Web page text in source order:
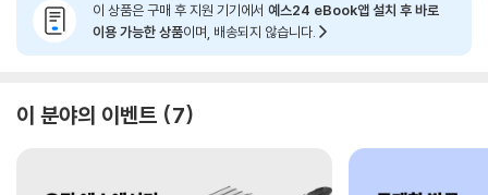
이 상품은 구매 후 지원 기기에서 예스24 eBook앱 설치 후 바로
이용 가능한 상품이며, 배송되지 않습니다.
이 분야의 이벤트 7